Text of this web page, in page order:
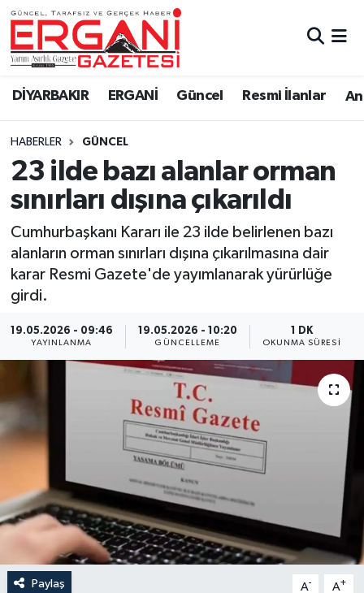
DİYARBAKIR ERGANİ Güncel Resmi İlanlar
HABERLER GÜNCEL
23 ilde bazı alanlar orman
sınırları dışına çıkarıldı
Cumhurbaşkanı Kararı ile 23 ilde belirlenen bazı
alanların orman sınırları dışına çıkarılmasına dair
karar Resmi Gazete'de yayımlanarak yürürlüğe
girdi.
19.05.2026 - 09:46
YAYINLANMA
19.05.2026 - 10:20
GÜNCELLEME
1 DK
OKUNMA SÜRESI
Paylaş A- A+
DİYARBAKIR
BİSMİL
BAĞLAR
ERGANİ
Güncel
Eği̇ti̇m
Resmi İlanlar
Sağlık
Bi̇li̇m & Teknoloji̇
Dünya
Eği̇ti̇m
Ergani Nöbetçi Eczaneler
Ergani Hava Durumu
Ergani Trafik Yoğunluk Haritası
Süper Lig Puan Durumu ve Fikstür
Tüm Manşetler
Son Dakika Haberleri